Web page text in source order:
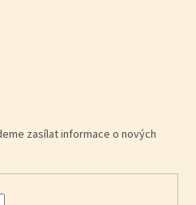
zasílat informace o nových